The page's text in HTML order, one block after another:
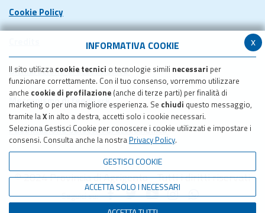
x
INFORMATIVA COOKIE
Il sito utilizza cookie tecnici o tecnologie simili necessari per
funzionare correttamente. Con il tuo consenso, vorremmo utilizzare
anche cookie di profilazione (anche di terze parti) per finalità di
marketing o per una migliore esperienza. Se chiudi questo messaggio,
tramite laX in alto a destra, accetti solo i cookie necessari.
Seleziona Gestisci Cookie per conoscere i cookie utilizzati e impostare i
consensi. Consulta anche la nostra Privacy Policy.
GESTISCI COOKIE
ACCETTA SOLO I NECESSARI
Cookie Policy
Dichiarazione di accessibilita'
Meccanismo di feedback
Pubblicazione obiettivi di accessibilita'
© 2024 Provincia di Agrigento - Tutti i diritti riservati
Seguici su: